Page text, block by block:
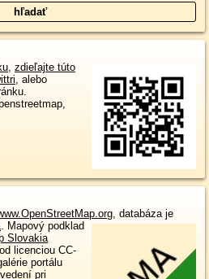
, zdieľajte túto
, alebo
, databáza je
. Mapový podklad
Slovakia
licenciou CC-
portálu
pri